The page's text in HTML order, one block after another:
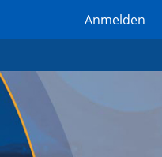
Anmelden